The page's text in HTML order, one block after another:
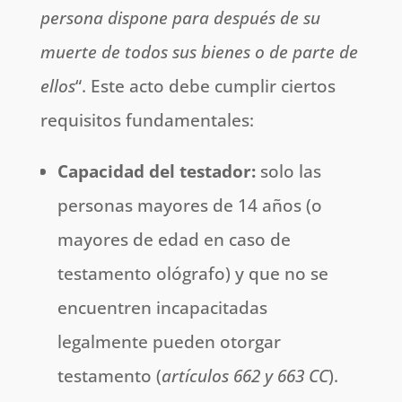
persona dispone para después de su
muerte de todos sus bienes o de parte de
ellos“. Este acto debe cumplir ciertos
requisitos fundamentales:
Capacidad del testador:solo las
personas mayores de 14 años (o
mayores de edad en caso de
testamento ológrafo) y que no se
encuentren incapacitadas
legalmente pueden otorgar
testamento (artículos 662 y 663 CC).